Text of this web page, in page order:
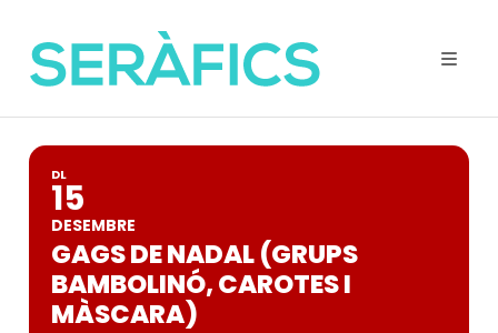
DL
15
DESEMBRE
GAGS DE NADAL (GRUPS
BAMBOLINÓ, CAROTES I
MÀSCARA)